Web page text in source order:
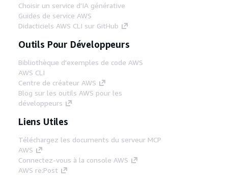
Choisir un service d'IA générative
Guides de service AWS
Didacticiels AWS CLI sur GitHub
Outils Pour Développeurs
Bibliothèque d'exemples de code AWS
AWS CLI
Centre de créateur AWS
Blog sur les outils AWS pour les
développeurs
Liens Utiles
Téléchargez les documents du serveur MCP
AWS
Connectez-vous à la console AWS
AWS re:Post